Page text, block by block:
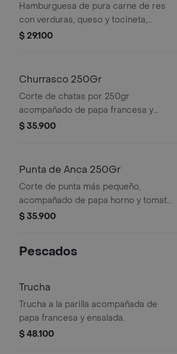
Hamburguesa de pura carne de res
con verduras, queso y tocineta,
acompañada de 150gr de papa
$ 29.100
Churrasco 250Gr
Corte de chatas por 250gr
acompañado de papa francesa y
ensalada.
$ 35.900
Punta de Anca 250Gr
Corte de punta más pequeño,
acompañado de papa horno y tomate
parrillado.
$ 35.900
Pescados
Trucha
Trucha a la parilla acompañada de
papa francesa y ensalada.
$ 48.100